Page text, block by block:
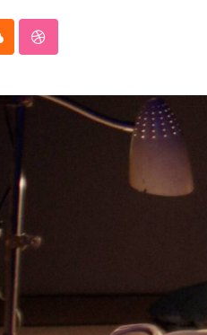
StumbleUpon